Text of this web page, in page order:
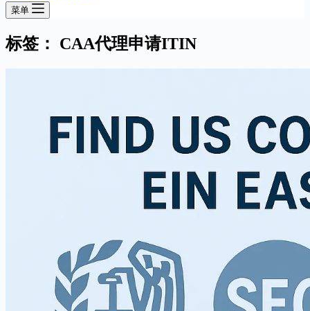
菜单
标签： CAA代理申请ITIN